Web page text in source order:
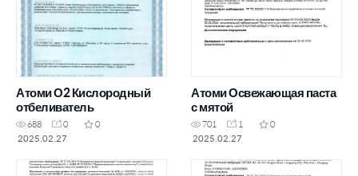
Атоми О2 Кислородный
отбеливатель
688 0
0
2025.02.27
Атоми Освежающая паста
с мятой
701 1
0
2025.02.27